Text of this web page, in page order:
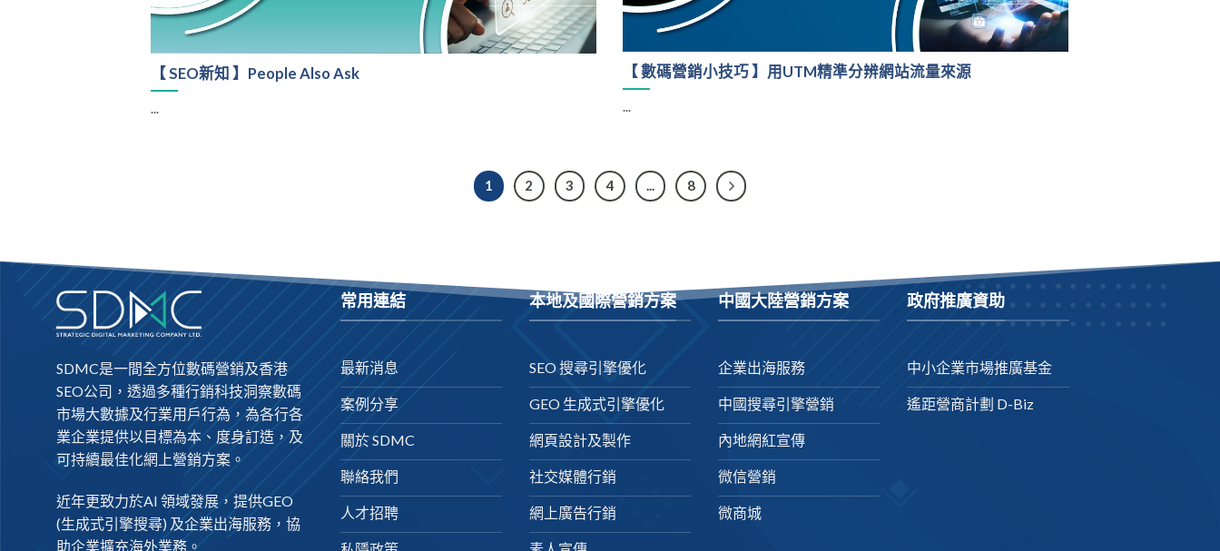
【 數碼營銷小技巧 】用UTM精準分辨網站流量來源
...
【 SEO新知 】People Also Ask
...
1 2 3 4 ... 8
SDMC是一間全方位數碼營銷及香港
SEO公司 ，透過多種行銷科技洞察數碼
市場大數據及行業用戶行為，為各行各
業企業提供以目標為本、度身訂造，及
可持續最佳化網上營銷方案。
近年更致力於AI 領域發展，提供GEO
(生成式引擎搜尋) 及企業出海服務，協
助企業擴充海外業務。
常用連結
最新消息
案例分享
關於 SDMC
聯絡我們
人才招聘
本地及國際營銷方案
SEO 搜尋引擎優化
GEO 生成式引擎優化
網頁設計及製作
社交媒體行銷
網上廣告行銷
中國大陸營銷方案
企業出海服務
中國搜尋引擎營銷
內地網紅宣傳
微信營銷
微商城
政府推廣資助
中小企業市場推廣基金
遙距營商計劃 D-Biz